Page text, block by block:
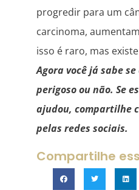
progredir para um
carcinoma,
isso é raro, mas
Agora você já sabe
perigoso ou não. Se
ajudou, compartilhe
pelas redes sociais.
Compartilhe